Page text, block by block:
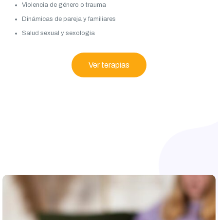
Violencia de género o trauma
Dinámicas de pareja y familiares
Salud sexual y sexología
Ver terapias